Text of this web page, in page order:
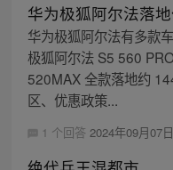
华为极狐阿尔法落
华为极狐阿尔法有多款
极狐阿尔法 S5 560
520MAX 全款落地约
区、优惠政策...
1 个回答 2024年09月07